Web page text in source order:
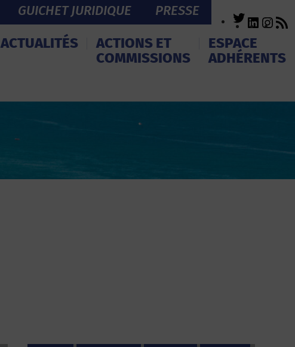
GUICHET JURIDIQUE PRESSE Twitter
ACTUALITÉS
ACTIONS ET
COMMISSIONS
ESPACE
ADHÉRENTS